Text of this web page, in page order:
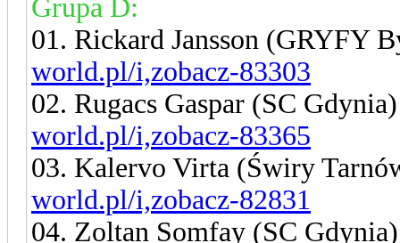
Grupa D:
01. Rickard Jansson (GRYFY
world.pl/i,zobacz-83303
02. Rugacs Gaspar (SC
world.pl/i,zobacz-83365
03. Kalervo Virta (Świry
world.pl/i,zobacz-82831
04. Zoltan Somfay (SC